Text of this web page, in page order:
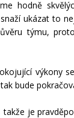
hodně
ukázat to
týmu,
výkony
bude
je